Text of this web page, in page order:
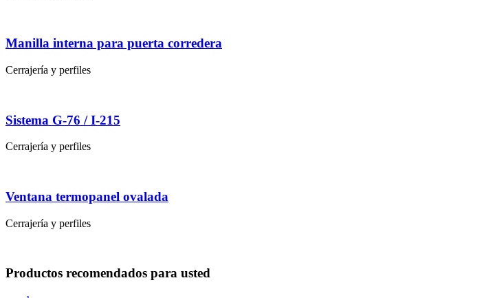
Manilla interna para puerta corredera
Cerrajería y perfiles
Sistema G-76 / I-215
Cerrajería y perfiles
Ventana termopanel ovalada
Cerrajería y perfiles
Productos recomendados para usted